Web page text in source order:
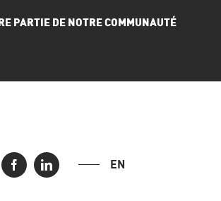
PARTIE DE NOTRE COMMUNAUTÉ
EN